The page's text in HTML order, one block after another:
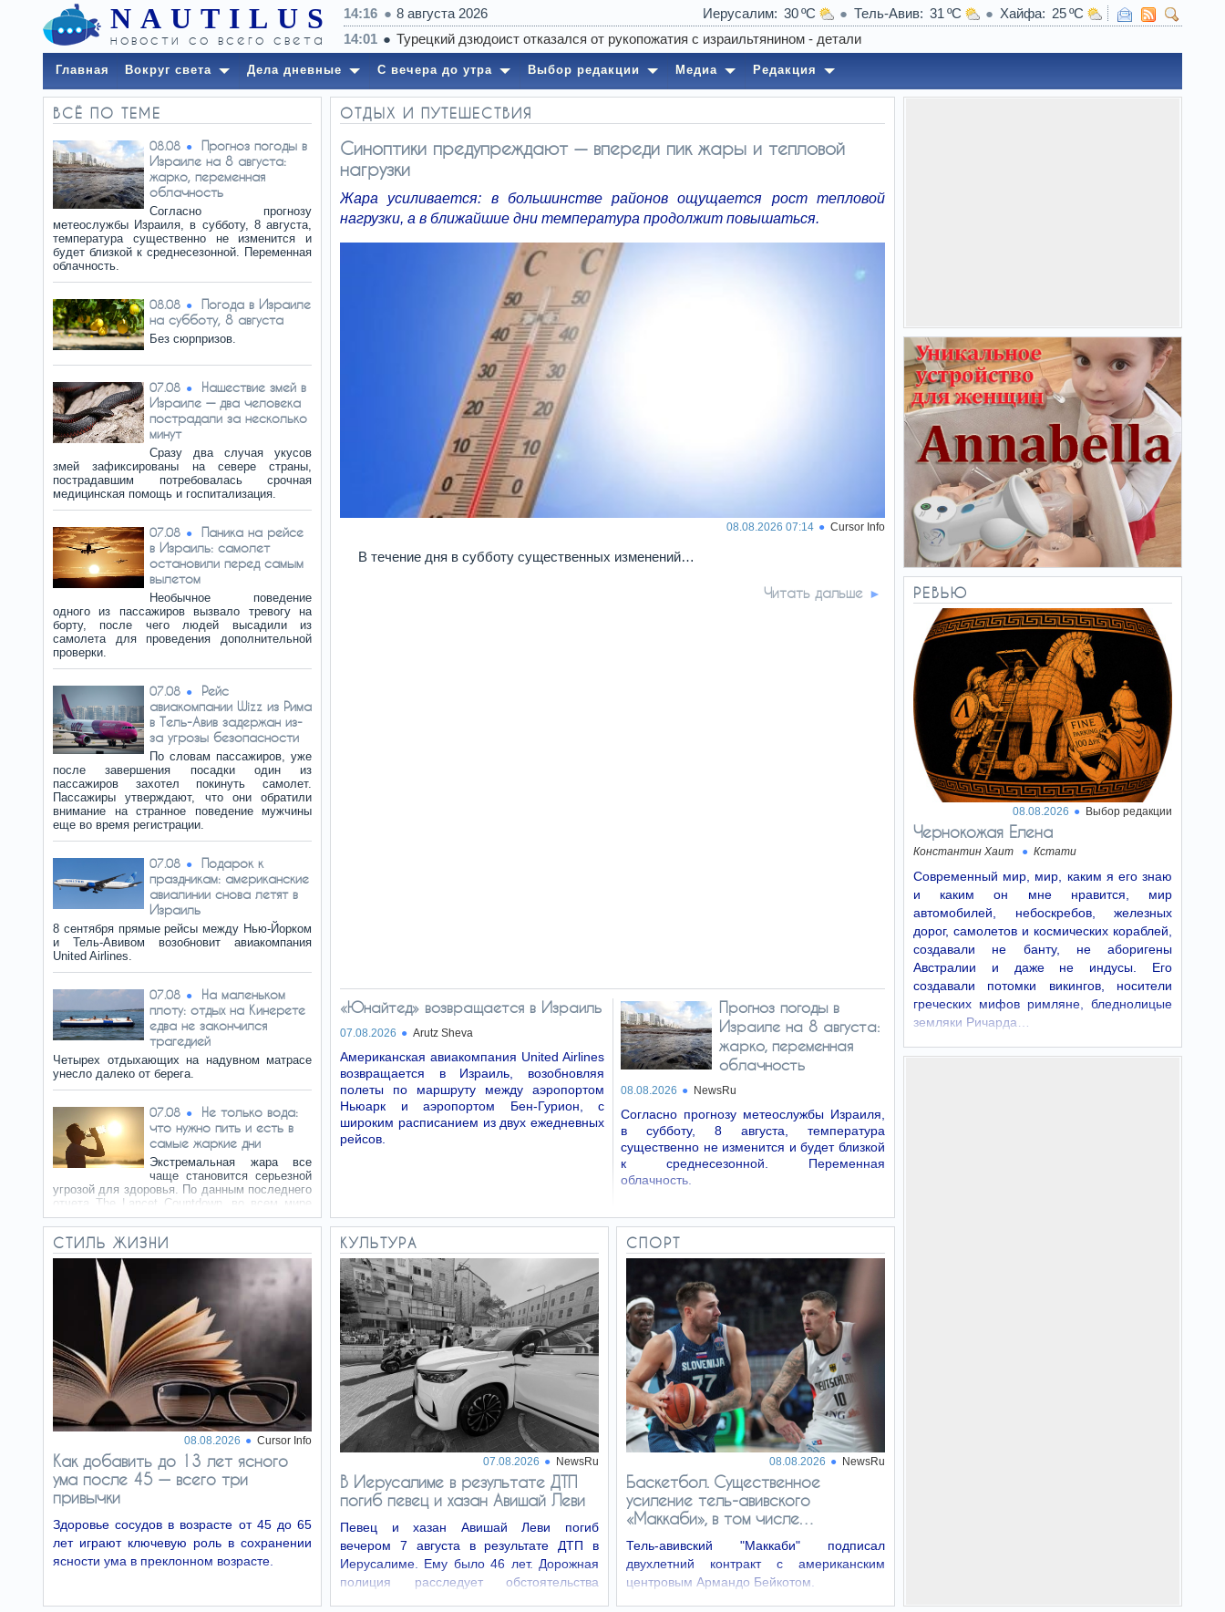
NAUTILUS
новости со всего света
14:16 8 августа 2026 Иерусалим 30 Тель-Авив 31 Хайфа
25
Главная Вокруг света Дела дневные С вечера до утра Выбор редакции Медиа Редакция
ВСЁ ПО ТЕМЕ
08.08
Прогноз погоды в
Израиле на 8 августа:
жарко, переменная
облачность
Согласно прогнозу
метеослужбы Израиля, в субботу, 8 августа,
температура существенно не изменится и
будет близкой к среднесезонной. Переменная
облачность.
08.08
Погода в Израиле
на субботу, 8 августа
Без сюрпризов.
07.08
Нашествие змей в
Израиле — два человека
пострадали за несколько
минут
Сразу два случая укусов
змей зафиксированы на севере страны,
пострадавшим потребовалась срочная
медицинская помощь и госпитализация.
07.08
Паника на рейсе
в Израиль: самолет
остановили перед самым
вылетом
Необычное поведение
одного из пассажиров вызвало тревогу на
борту, после чего людей высадили из
самолета для проведения дополнительной
проверки.
07.08
Рейс
авиакомпании Wizz из Рима
в Тель-Авив задержан из-
за угрозы безопасности
По словам пассажиров, уже
после завершения посадки один из
пассажиров захотел покинуть самолет.
Пассажиры утверждают, что они обратили
внимание на странное поведение мужчины
еще во время регистрации.
07.08
Подарок к
праздникам: американские
авиалинии снова летят в
Израиль
8 сентября прямые рейсы между Нью-Йорком
и Тель-Авивом возобновит авиакомпания
United Airlines.
07.08
На маленьком
плоту: отдых на Кинерете
едва не закончился
трагедией
Четырех отдыхающих на надувном матрасе
унесло далеко от берега.
07.08
Не только вода:
что нужно пить и есть в
самые жаркие дни
Экстремальная жара все
чаще становится серьезной
угрозой для здоровья. По данным последнего
отчета The Lancet Countdown, во всем мире
из-за воздействия высоких температур
каждую минуту погибает один…
«Юнайтед» возвращается в
Израиль
Американская авиакомпания United Airlines
возвращается в Израиль, возобновляя
полеты по маршруту между аэропортом
Ньюарк и аэропортом Бен-Гурион, с широким
расписанием из двух ежедневных рейсов.
СТИЛЬ ЖИЗНИ
08.08.2026 Cursor Info
Как добавить до 13 лет ясного
ума после 45 — всего три
привычки
Здоровье сосудов в возрасте от 45 до 65
лет играют ключевую роль в сохранении
ясности ума в преклонном возрасте.
ОТДЫХ И ПУТЕШЕСТВИЯ
Синоптики предупреждают — впереди пик жары и тепловой
нагрузки
Жара усиливается: в большинстве районов ощущается рост тепловой
нагрузки, а в ближайшие дни температура продолжит повышаться.
08.08.2026 07:14 Cursor Info
В течение дня в субботу существенных изменений…
Читать дальше
«Юнайтед» возвращается в Израиль
07.08.2026 Arutz Sheva
Американская авиакомпания United Airlines
возвращается в Израиль, возобновляя
полеты по маршруту между аэропортом
Ньюарк и аэропортом Бен-Гурион, с
широким расписанием из двух ежедневных
рейсов.
Прогноз погоды в
Израиле на 8 августа:
жарко, переменная
облачность
08.08.2026 NewsRu
Согласно прогнозу метеослужбы Израиля,
в субботу, 8 августа, температура
существенно не изменится и будет близкой
к среднесезонной. Переменная
облачность.
КУЛЬТУРА
07.08.2026 NewsRu
В Иерусалиме в результате ДТП
погиб певец и хазан Авишай Леви
Певец и хазан Авишай Леви погиб
вечером 7 августа в результате ДТП в
Иерусалиме. Ему было 46 лет. Дорожная
полиция расследует обстоятельства
СПОРТ
08.08.2026 NewsRu
Баскетбол. Существенное
усиление тель-авивского
«Маккаби», в том числе…
Тель-авивский "Маккаби" подписал
двухлетний контракт с американским
центровым Армандо Бейкотом.
РЕВЬЮ
08.08.2026 Выбор редакции
Чернокожая Елена
Константин Хаит Кстати
Современный мир, мир, каким я его знаю
и каким он мне нравится, мир
автомобилей, небоскребов, железных
дорог, самолетов и космических кораблей,
создавали не банту, не аборигены
Австралии и даже не индусы. Его
создавали потомки викингов, носители
греческих мифов римляне, бледнолицые
земляки Ричарда…